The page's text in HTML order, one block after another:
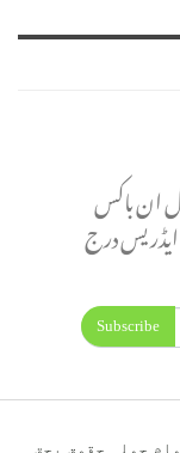
ان باکس
درج
Subscribe
جملہ حقوق بحق